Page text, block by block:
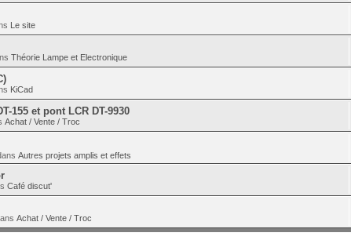
Le site
Théorie Lampe et Electronique
KiCad
155 et pont LCR DT-9930
Achat / Vente / Troc
Autres projets amplis et effets
Café discut'
Achat / Vente / Troc